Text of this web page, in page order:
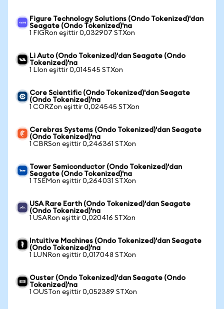
Figure Technology Solutions (Ondo Tokenized)'dan
Seagate (Ondo Tokenized)'na
1 FIGRon eşittir 0,032907 STXon
Li Auto (Ondo Tokenized)'dan Seagate (Ondo
Tokenized)'na
1 LIon eşittir 0,014545 STXon
Core Scientific (Ondo Tokenized)'dan Seagate
(Ondo Tokenized)'na
1 CORZon eşittir 0,024545 STXon
Cerebras Systems (Ondo Tokenized)'dan Seagate
(Ondo Tokenized)'na
1 CBRSon eşittir 0,246361 STXon
Tower Semiconductor (Ondo Tokenized)'dan
Seagate (Ondo Tokenized)'na
1 TSEMon eşittir 0,264031 STXon
USA Rare Earth (Ondo Tokenized)'dan Seagate
(Ondo Tokenized)'na
1 USARon eşittir 0,020416 STXon
Intuitive Machines (Ondo Tokenized)'dan Seagate
(Ondo Tokenized)'na
1 LUNRon eşittir 0,017048 STXon
Ouster (Ondo Tokenized)'dan Seagate (Ondo
Tokenized)'na
1 OUSTon eşittir 0,052389 STXon